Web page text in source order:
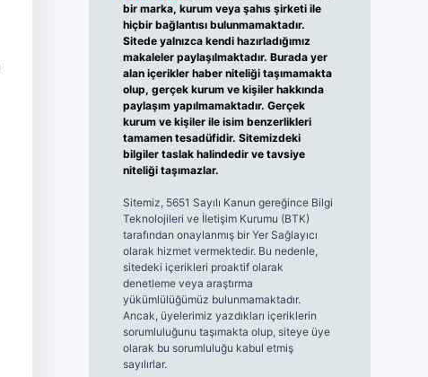
bir marka, kurum veya şahıs şirketi ile
hiçbir bağlantısı bulunmamaktadır.
Sitede yalnızca kendi hazırladığımız
makaleler paylaşılmaktadır. Burada yer
alan içerikler haber niteliği taşımamakta
olup, gerçek kurum ve kişiler hakkında
paylaşım yapılmamaktadır. Gerçek
kurum ve kişiler ile isim benzerlikleri
tamamen tesadüfidir. Sitemizdeki
bilgiler taslak halindedir ve tavsiye
niteliği taşımazlar.
Sitemiz, 5651 Sayılı Kanun gereğince Bilgi
Teknolojileri ve İletişim Kurumu (BTK)
tarafından onaylanmış bir Yer Sağlayıcı
olarak hizmet vermektedir. Bu nedenle,
sitedeki içerikleri proaktif olarak
denetleme veya araştırma
yükümlülüğümüz bulunmamaktadır.
Ancak, üyelerimiz yazdıkları içeriklerin
sorumluluğunu taşımakta olup, siteye üye
olarak bu sorumluluğu kabul etmiş
sayılırlar.